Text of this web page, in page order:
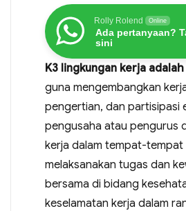
Rolly Rolend Online
Ada pertanyaan?
sini
K3 lingkungan kerja adalah
guna mengembangkan
pengertian, dan partisipasi
pengusaha atau pengurus
kerja dalam tempat-tempat
melaksanakan tugas dan
bersama di bidang
keselamatan kerja dalam